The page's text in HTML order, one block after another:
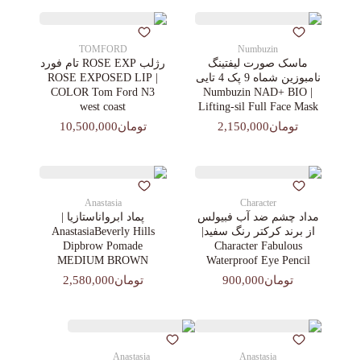
Numbuzin
ماسک صورت لیفتینگ
نامبوزین شماه 9 پک 4 تایی
| Numbuzin NAD+ BIO
Lifting-sil Full Face Mask
تومان2,150,000
TOMFORD
رژلب ROSE EXP تام فورد
| ROSE EXPOSED LIP
COLOR Tom Ford N3
west coast
تومان10,500,000
Character
مداد چشم ضد آب فبیولس
از برند کرکتر رنگ سفید|
Character Fabulous
Waterproof Eye Pencil
تومان900,000
Anastasia
پماد ابرواناستازیا |
AnastasiaBeverly Hills
Dipbrow Pomade
MEDIUM BROWN
تومان2,580,000
Anastasia
Anastasia